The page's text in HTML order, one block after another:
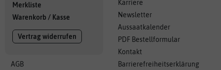
Merkliste
Warenkorb / Kasse
Vertrag widerrufen
AGB
Karriere
Newsletter
Aussaatkalender
PDF Bestellformular
Kontakt
Barrierefreiheitserklärung